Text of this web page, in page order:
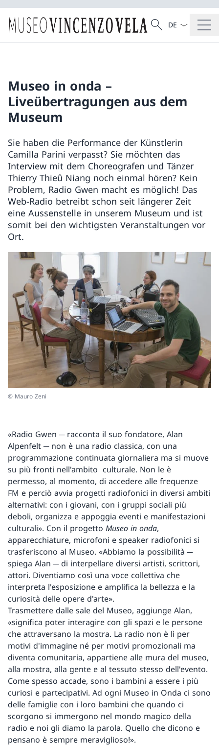
Suche
Suche
Sprach
Museo in onda –
Liveübertragungen aus dem
Museum
Sie haben die Performance der Künstlerin
Camilla Parini verpasst? Sie möchten das
Interview mit dem Choreografen und Tänzer
Thierry Thieû Niang noch einmal hören? Kein
Problem, Radio Gwen macht es möglich! Das
Web-Radio betreibt schon seit längerer Zeit
eine Aussenstelle in unserem Museum und ist
somit bei den wichtigsten Veranstaltungen vor
Ort.
© Mauro Zeni
«Radio Gwen ─ racconta il suo fondatore, Alan
Alpenfelt ─ non è una radio classica, con una
programmazione continuata giornaliera ma si muove
su più fronti nell'ambito culturale. Non le è
permesso, al momento, di accedere alle frequenze
FM e perciò avvia progetti radiofonici in diversi ambiti
alternativi: con i giovani, con i gruppi sociali più
deboli, organizza e appoggia eventi e manifestazioni
culturali». Con il progetto Museo in onda,
apparecchiature, microfoni e speaker radiofonici si
trasferiscono al Museo. «Abbiamo la possibilità ─
spiega Alan ─ di interpellare diversi artisti, scrittori,
attori. Diventiamo così una voce collettiva che
interpreta l'esposizione e amplifica la bellezza e la
curiosità delle opere d'arte».
Trasmettere dalle sale del Museo, aggiunge Alan,
«significa poter interagire con gli spazi e le persone
che attraversano la mostra. La radio non è lì per
motivi d'immagine né per motivi promozionali ma
diventa comunitaria, appartiene alle mura del museo,
alla mostra, alla gente e al tessuto stesso dell'evento.
Come spesso accade, sono i bambini a essere i più
curiosi e partecipativi. Ad ogni Museo in Onda ci sono
delle famiglie con i loro bambini che quando ci
scorgono si immergono nel mondo magico della
radio e noi gli diamo la parola. Quello che dicono e
pensano è sempre meraviglioso!».